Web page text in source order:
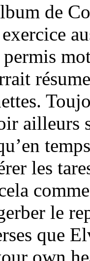
de
ailleurs
les
le
que
own